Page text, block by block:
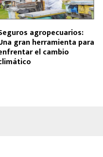
agropecuarios:
gran herramienta para
el cambio